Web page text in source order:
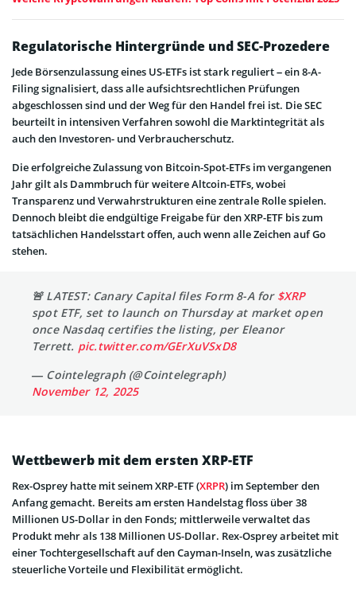
Regulatorische Hintergründe und SEC-Prozedere
Jede Börsenzulassung eines US-ETFs ist stark reguliert – ein 8-A-
Filing signalisiert, dass alle aufsichtsrechtlichen Prüfungen
abgeschlossen sind und der Weg für den Handel frei ist. Die SEC
beurteilt in intensiven Verfahren sowohl die Marktintegrität als
auch den Investoren- und Verbraucherschutz.
Die erfolgreiche Zulassung von Bitcoin-Spot-ETFs im vergangenen
Jahr gilt als Dammbruch für weitere Altcoin-ETFs, wobei
Transparenz und Verwahrstrukturen eine zentrale Rolle spielen.
Dennoch bleibt die endgültige Freigabe für den XRP-ETF bis zum
tatsächlichen Handelsstart offen, auch wenn alle Zeichen auf Go
stehen.
🚨 LATEST: Canary Capital files Form 8-A for $XRP
spot ETF, set to launch on Thursday at market open
once Nasdaq certifies the listing, per Eleanor
Terrett. pic.twitter.com/GErXuVSxD8
— Cointelegraph (@Cointelegraph)
November 12, 2025
Wettbewerb mit dem ersten XRP-ETF
Rex-Osprey hatte mit seinem XRP-ETF (XRPR) im September den
Anfang gemacht. Bereits am ersten Handelstag floss über 38
Millionen US-Dollar in den Fonds; mittlerweile verwaltet das
Produkt mehr als 138 Millionen US-Dollar. Rex-Osprey arbeitet mit
einer Tochtergesellschaft auf den Cayman-Inseln, was zusätzliche
steuerliche Vorteile und Flexibilität ermöglicht.